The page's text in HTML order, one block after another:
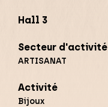
Hall 3
Secteur d'activité
ARTISANAT
Activité
Bijoux